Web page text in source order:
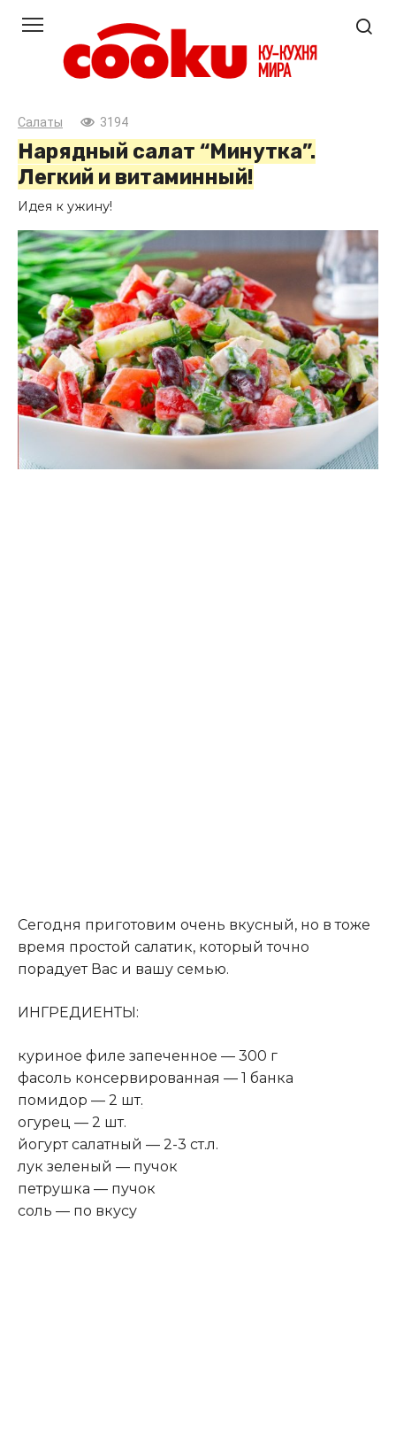
контенту
Салаты 3194
Нарядный салат “Минутка”.
Легкий и витаминный!
Идея к ужину!
Сегодня приготовим очень вкусный, но в тоже
время простой салатик, который точно
порадует Вас и вашу семью.
ИНГРЕДИЕНТЫ:
куриное филе запеченное — 300 г
фасоль консервированная — 1 банка
помидор — 2 шт.
огурец — 2 шт.
йогурт салатный — 2-3 ст.л.
лук зеленый — пучок
петрушка — пучок
соль — по вкусу